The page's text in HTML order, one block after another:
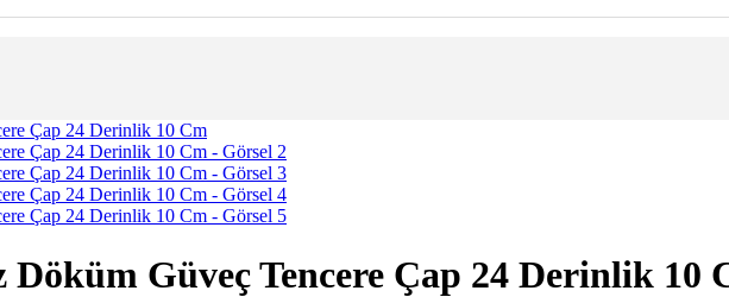
Döküm Güveç Tencere Çap 24 Derinlik 10